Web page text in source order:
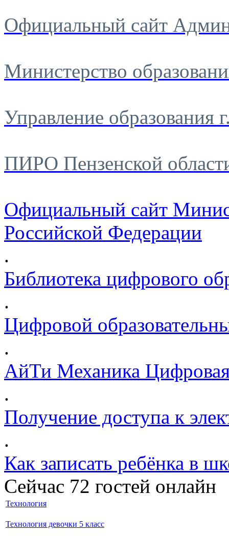
Официальный сайт
Министерство
Управление образования
ПИРО Пензенской
Официальный сайт
Российской Федерации
.
Библиотека цифрового
.
Цифровой
.
АйТи Механика
.
Получение доступа к
.
Как записать ребёнка в
Сейчас 72 гостей онлайн
Технология
Технология девочки 5 класс